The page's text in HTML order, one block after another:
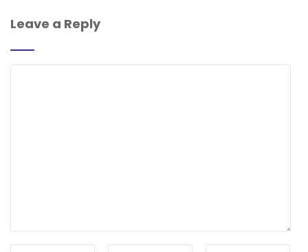
Leave a Reply